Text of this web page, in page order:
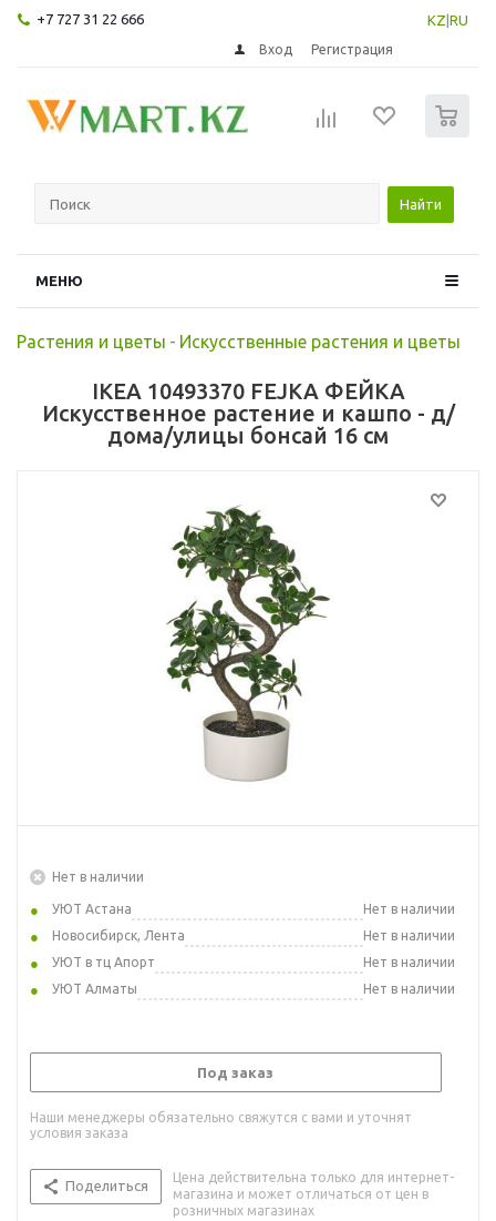
+7 727 31 22 666 KZ RU
Вход Регистрация
Найти
МЕНЮ
Растения и цветы - Искусственные растения и цветы
IKEA 10493370 FEJKA ФЕЙКА
Искусственное растение и кашпо - д/
дома/улицы бонсай 16 см
Нет в наличии
УЮТ Астана
Нет в наличии
Новосибирск, Лента
Нет в наличии
УЮТ в тц Апорт
Нет в наличии
УЮТ Алматы
Нет в наличии
Под заказ
Наши менеджеры обязательно свяжутся с вами и уточнят
условия заказа
Поделиться
Цена действительна только для интернет-
магазина и может отличаться от цен в
розничных магазинах